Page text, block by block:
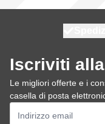
Iscriviti
Le migliori offerte e i
casella di posta